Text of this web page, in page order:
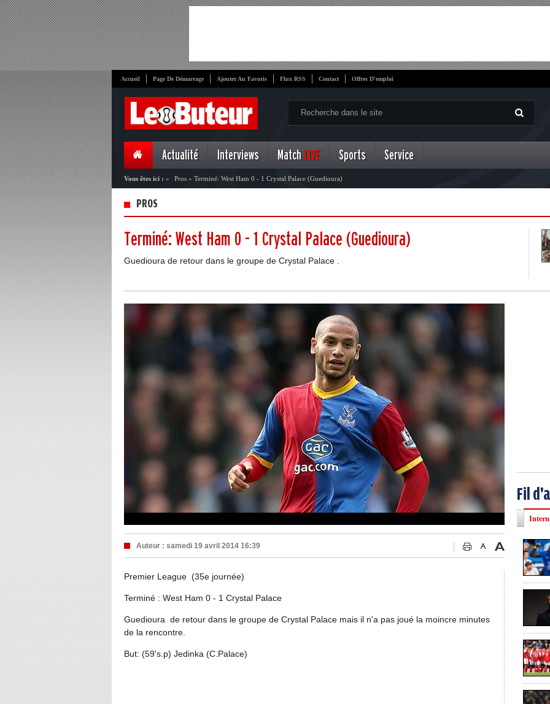
Accueil Page De Démarrage Ajouter Au Favoris Flux RSS Contact Offres D'emploi
Actualité Interviews Match LIVE Sports Service
Vous êtes ici : » Pros » Terminé: West Ham 0 - 1 Crystal Palace (Guedioura)
PROS
Terminé: West Ham 0 - 1 Crystal Palace (Guedioura)
Guedioura de retour dans le groupe de Crystal Palace .
Auteur : samedi 19 avril 2014 16:39
Premier League (35e journée)
Terminé : West Ham 0 - 1 Crystal Palace
Guedioura de retour dans le groupe de Crystal Palace mais il n'a pas joué la moincre minutes
de la rencontre.
But: (59's.p) Jedinka (C.Palace)
Fil